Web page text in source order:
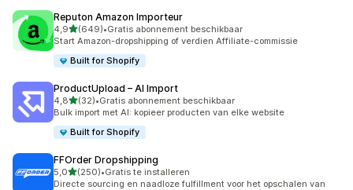
Reputon Amazon Importeur
4,9van 5 sterren
(649)
649 recensies in totaal
•Gratis abonnement beschikbaar
Start Amazon-dropshipping of verdien Affiliate-commissie
Built for Shopify
ProductUpload – AI Import
4,8van 5 sterren
(32)
32 recensies in totaal
•Gratis abonnement beschikbaar
Bulk import met AI: kopieer producten van elke website
Built for Shopify
FFOrder Dropshipping
5,0van 5 sterren
(250)
250 recensies in totaal
•Gratis te installeren
Directe sourcing en naadloze fulfillment voor het opschalen van